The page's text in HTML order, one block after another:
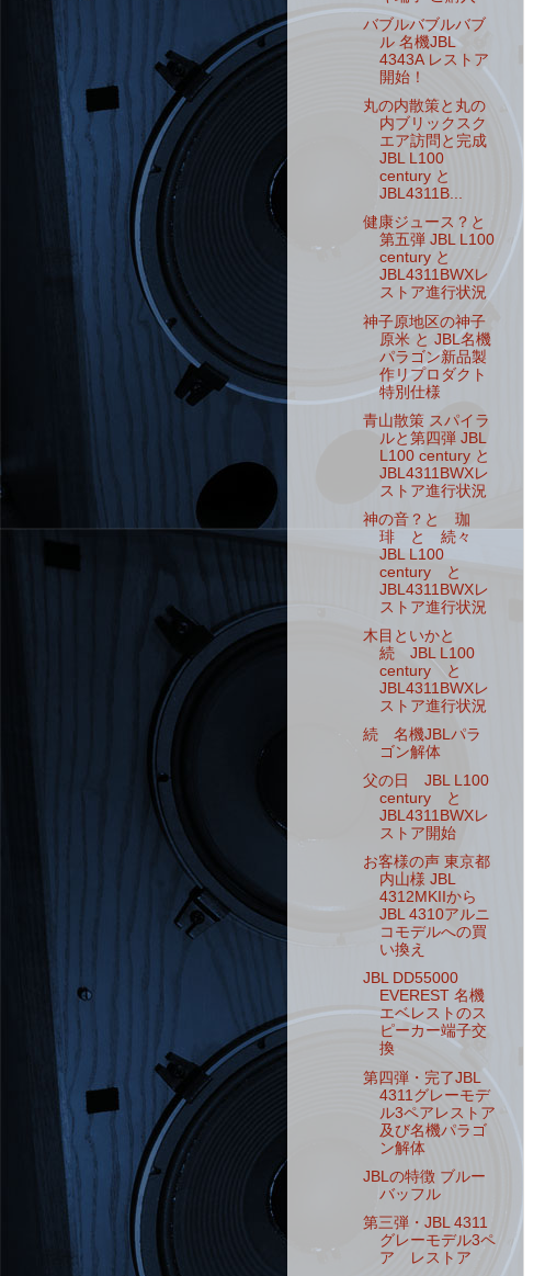
バブルバブルバブ
ル 名機JBL
4343A レストア
開始！
丸の内散策と丸の
内ブリックスク
エア訪問と完成
JBL L100
century と
JBL4311B...
健康ジュース？と
第五弾 JBL L100
century と
JBL4311BWXレ
ストア進行状況
神子原地区の神子
原米 と JBL名機
パラゴン新品製
作リプロダクト
特別仕様
青山散策 スパイラ
ルと第四弾 JBL
L100 century と
JBL4311BWXレ
ストア進行状況
神の音？と 珈
琲 と 続々
JBL L100
century と
JBL4311BWXレ
ストア進行状況
木目といかと
続 JBL L100
century と
JBL4311BWXレ
ストア進行状況
続 名機JBLパラ
ゴン解体
父の日 JBL L100
century と
JBL4311BWXレ
ストア開始
お客様の声 東京都
内山様 JBL
4312MKIIから
JBL 4310アルニ
コモデルへの買
い換え
JBL DD55000
EVEREST 名機
エベレストのス
ピーカー端子交
換
第四弾・完了JBL
4311グレーモデ
ル3ペアレストア
及び名機パラゴ
ン解体
JBLの特徴 ブルー
バッフル
第三弾・JBL 4311
グレーモデル3ペ
ア レストア